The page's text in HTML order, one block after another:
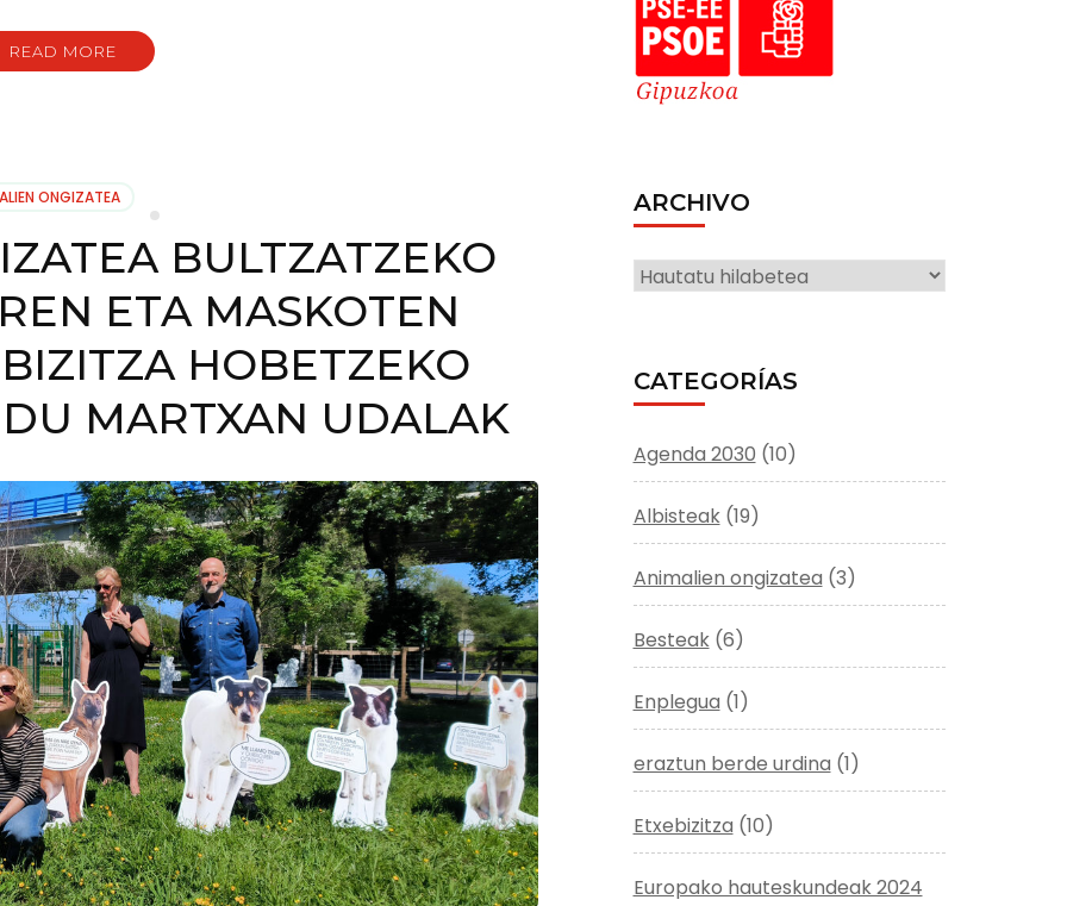
READ MORE
ONGIZATEA
BULTZATZEKO
ETA MASKOTEN
HOBETZEKO
MARTXAN UDALAK
ARCHIVO
ARCHIVO
CATEGORÍAS
Agenda 2030 (10)
Albisteak(19)
Animalien ongizatea (3)
Besteak(6)
Enplegua (1)
eraztun berde urdina (1)
Etxebizitza (10)
Europako hauteskundeak 2024